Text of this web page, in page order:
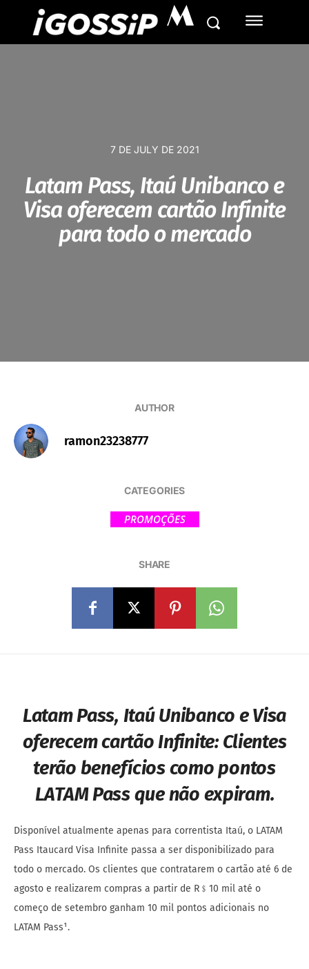
M
7 DE JULY DE 2021
Latam Pass, Itaú Unibanco e
Visa oferecem cartão Infinite
para todo o mercado
AUTHOR
ramon23238777
CATEGORIES
PROMOÇÕES
SHARE
Latam Pass, Itaú Unibanco e Visa
oferecem cartão Infinite:Clientes
terão benefícios como pontos
LATAM Pass que não expiram.
Disponível atualmente apenas para correntista Itaú, o LATAM
Pass Itaucard Visa Infinite passa a ser disponibilizado para
todo o mercado. Os clientes que contratarem o cartão até 6 de
agosto e realizarem compras a partir de R﹩10 mil até o
começo de setembro ganham 10 mil pontos adicionais no
LATAM Pass¹.